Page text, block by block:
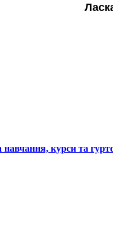
навчання, курси та